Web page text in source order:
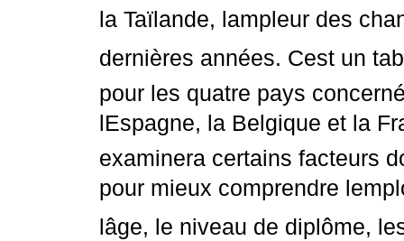
la Taïlande, lampleur des
dernières années. Cest un
pour les quatre pays
lEspagne, la Belgique et la
examinera certains facteurs
pour mieux comprendre
lâge, le niveau de diplôme,